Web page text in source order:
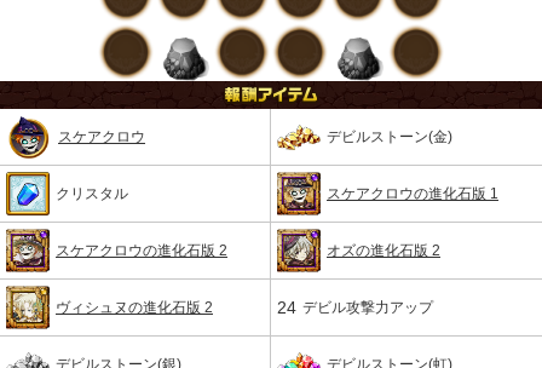
スケアクロウ デビルストーン(金)
クリスタル スケアクロウの進化石版 1
スケアクロウの進化石版 2 オズの進化石版 2
ヴィシュヌの進化石版 2 24 デビル攻撃力アップ
デビルストーン(銀) デビルストーン(虹)